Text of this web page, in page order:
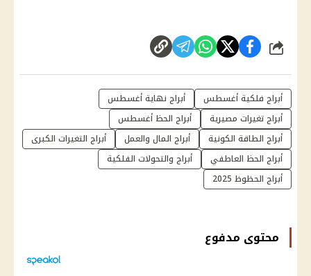
شارك
أبراج فلكية أغسطس
أبراج نهاية أغسطس
أبراج تغيرات مصيرية
أبراج الحظ أغسطس
أبراج الطاقة الكونية
أبراج المال والعمل
أبراج التغيرات الكبرى
أبراج الحظ العاطفي
أبراج والتحولات الفلكية
أبراج الحظوظ 2025
محتوى مدفوع